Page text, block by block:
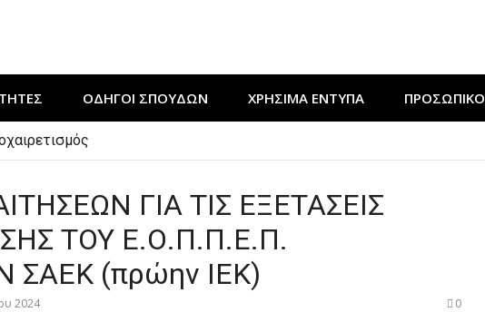
ΟΔΗΓΟΙ ΣΠΟΥΔΩΝ ΧΡΉΣΙΜΑ ΈΝΤΥΠΑ ΠΡΟΣΩΠΙΚΟ
Έδεσσας στην εκδήλωση “Μαγειρεύουμε στις ρίζες μας”
χρονιάς με πράξη αγάπης για τους ΚΟΜΜΩΤΕΣ της ΣΑΕΚ Έδεσσας
ΓΙΑ ΤΙΣ ΕΞΕΤΑΣΕΙΣ
ΤΟΥ Ε.Ο.Π.Π.Ε.Π.
ΣΑΕΚ (πρώην ΙΕΚ)
2024 0